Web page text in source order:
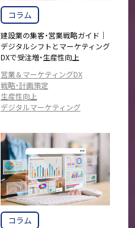
コラム
建設業の集客・営業戦略ガイド｜
デジタルシフトとマーケティング
DXで受注増・生産性向上
営業＆マーケティングDX
戦略・計画策定
生産性向上
デジタルマーケティング
コラム